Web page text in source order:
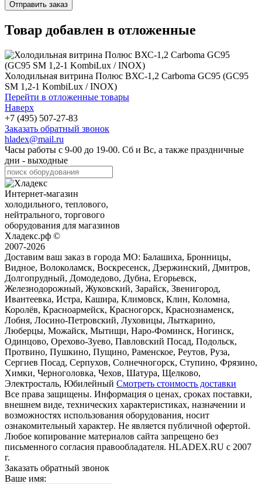
Товар добавлен в отложенные
Холодильная витрина Полюс ВХС-1,2 Carboma GC95 (GC95
SM 1,2-1 KombiLux / INOX)
Перейти в отложенные товары
Наверх
+7 (495) 507-27-83
Заказать обратный звонок
hladex@mail.ru
Часы работы с 9-00 до 19-00. Сб и Вс, а также праздничные
дни - выходные
Интернет-магазин
холодильного, теплового,
нейтрального, торгового
оборудования для магазинов
Хладекс.рф ©
2007-2026
Доставим ваш заказ в города МО: Балашиха, Бронницы,
Видное, Волоколамск, Воскресенск, Дзержинский, Дмитров,
Долгопрудный, Домодедово, Дубна, Егорьевск,
Железнодорожный, Жуковский, Зарайск, Звенигород,
Ивантеевка, Истра, Кашира, Климовск, Клин, Коломна,
Королёв, Красноармейск, Красногорск, Краснознаменск,
Лобня, Лосино-Петровский, Луховицы, Лыткарино,
Люберцы, Можайск, Мытищи, Наро-Фоминск, Ногинск,
Одинцово, Орехово-Зуево, Павловский Посад, Подольск,
Протвино, Пушкино, Пущино, Раменское, Реутов, Руза,
Сергиев Посад, Серпухов, Солнечногорск, Ступино, Фрязино,
Химки, Черноголовка, Чехов, Шатура, Щелково,
Электросталь, Юбилейный Смотреть стоимость доставки
Все права защищены. Информация о ценах, сроках поставки,
внешнем виде, технических характеристиках, назначении и
возможностях использования оборудования, носит
ознакомительный характер. Не является публичной офертой.
Любое копирование материалов сайта запрещено без
письменного согласия правообладателя. HLADEX.RU c 2007
г.
Заказать обратный звонок
Ваше имя: